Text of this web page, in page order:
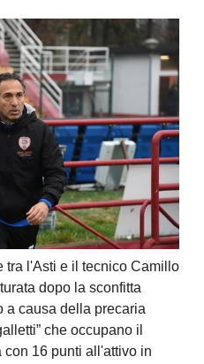
Carica la tua Rosa
tra l'Asti e il tecnico Camillo
dopo la sconfitta
a causa della precaria
che occupano il
16 punti all'attivo in